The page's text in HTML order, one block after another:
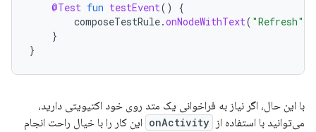
@Test fun testEvent()
{
composeTestRule.onNodeWithText( "Refresh"
}
}
با این حال، اگر نیاز به فراخوانی یک متد روی خود اکتیویتی دارید،
می‌توانید با استفاده از onActivity این کار را با خیال راحت انجام